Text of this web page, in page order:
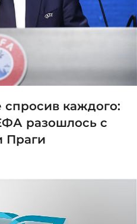
каждого:
разошлось с
Праги